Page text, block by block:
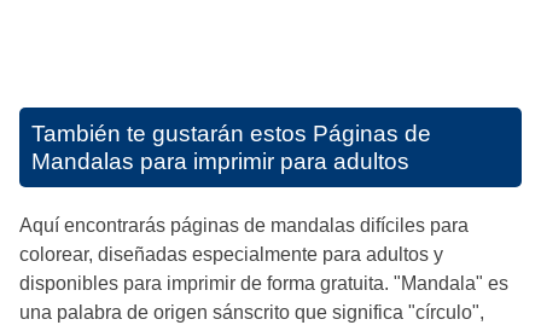
También te gustarán estos Páginas de
Mandalas para imprimir para adultos
Aquí encontrarás páginas de mandalas difíciles para
colorear, diseñadas especialmente para adultos y
disponibles para imprimir de forma gratuita. "Mandala" es
una palabra de origen sánscrito que significa "círculo",